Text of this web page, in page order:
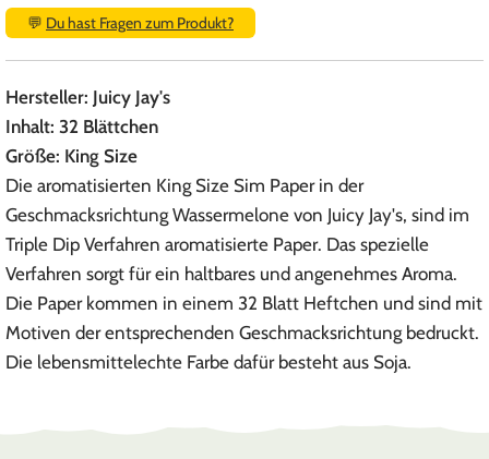
💬 Du hast Fragen zum Produkt?
Hersteller: Juicy Jay's
Inhalt: 32 Blättchen
Größe: King Size
Die aromatisierten King Size Sim Paper in der
Geschmacksrichtung Wassermelone von Juicy Jay's, sind im
Triple Dip Verfahren aromatisierte Paper. Das spezielle
Verfahren sorgt für ein haltbares und angenehmes Aroma.
Die Paper kommen in einem 32 Blatt Heftchen und sind mit
Motiven der entsprechenden Geschmacksrichtung bedruckt.
Die lebensmittelechte Farbe dafür besteht aus Soja.